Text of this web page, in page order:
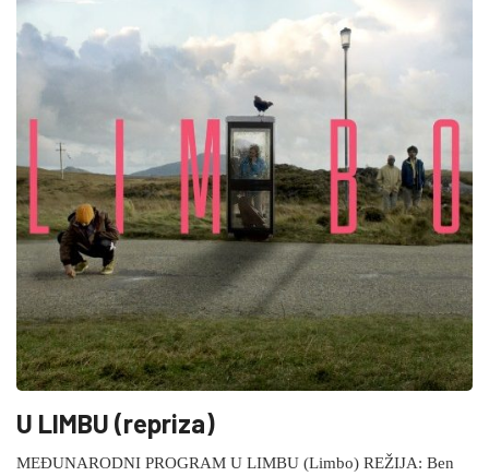
U LIMBU (repriza)
MEĐUNARODNI PROGRAM U LIMBU (Limbo) REŽIJA: Ben